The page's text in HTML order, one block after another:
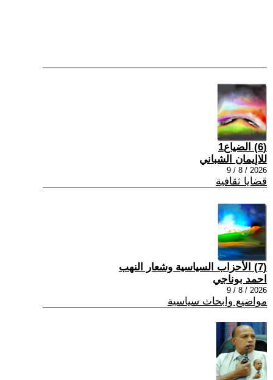
(6) الضياع1
للاإيمان الشباني
2026 / 8 / 9
قضايا ثقافية
(7) الأحزاب السياسية وشعار النهب
احمد بوناجي
2026 / 8 / 9
مواضيع وابحاث سياسية